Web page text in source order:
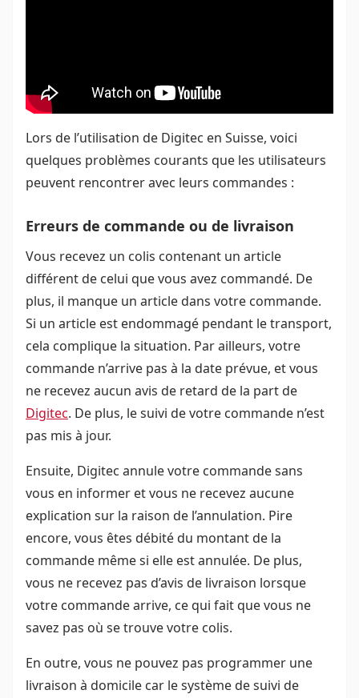
Lors de l’utilisation de Digitec en Suisse, voici
quelques problèmes courants que les utilisateurs
peuvent rencontrer avec leurs commandes :
Erreurs de commande ou de livraison
Vous recevez un colis contenant un article
différent de celui que vous avez commandé. De
plus, il manque un article dans votre commande.
Si un article est endommagé pendant le transport,
cela complique la situation. Par ailleurs, votre
commande n’arrive pas à la date prévue, et vous
ne recevez aucun avis de retard de la part de
Digitec. De plus, le suivi de votre commande n’est
pas mis à jour.
Ensuite, Digitec annule votre commande sans
vous en informer et vous ne recevez aucune
explication sur la raison de l’annulation. Pire
encore, vous êtes débité du montant de la
commande même si elle est annulée. De plus,
vous ne recevez pas d’avis de livraison lorsque
votre commande arrive, ce qui fait que vous ne
savez pas où se trouve votre colis.
En outre, vous ne pouvez pas programmer une
livraison à domicile car le système de suivi de